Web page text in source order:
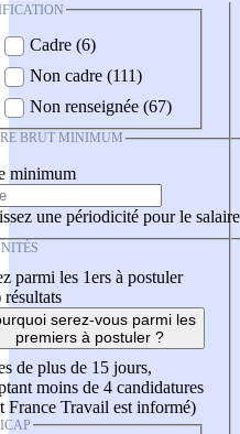
Cadre (6)
Non cadre (111)
Non renseignée (67)
BRUT MINIMUM
minimum
une périodicité pour le
parmi les 1ers à postuler
résultats
serez-vous parmi les
premiers à postuler ?
de plus de 15 jours,
moins de 4 candidatures
France Travail est informé)